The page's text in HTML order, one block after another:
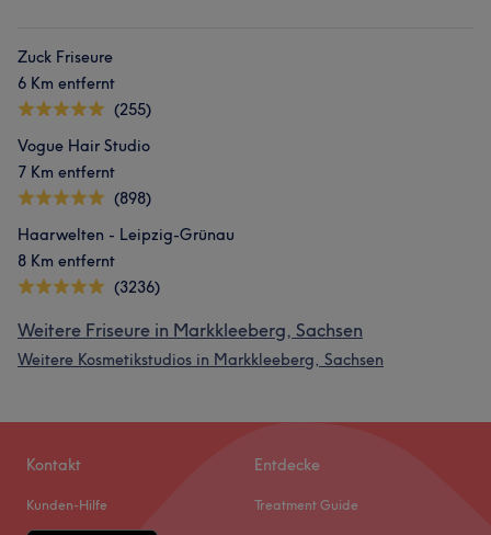
Zuck Friseure
6 Km entfernt
(255)
Vogue Hair Studio
7 Km entfernt
(898)
Haarwelten - Leipzig-Grünau
8 Km entfernt
(3236)
Weitere Friseure in Markkleeberg, Sachsen
Weitere Kosmetikstudios in Markkleeberg, Sachsen
Kontakt
Kunden-Hilfe
Entdecke
Treatment Guide